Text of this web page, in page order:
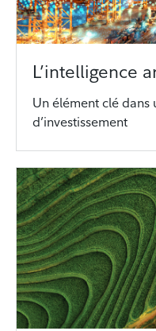
L’intelligence
Un élément clé dans
d’investissement